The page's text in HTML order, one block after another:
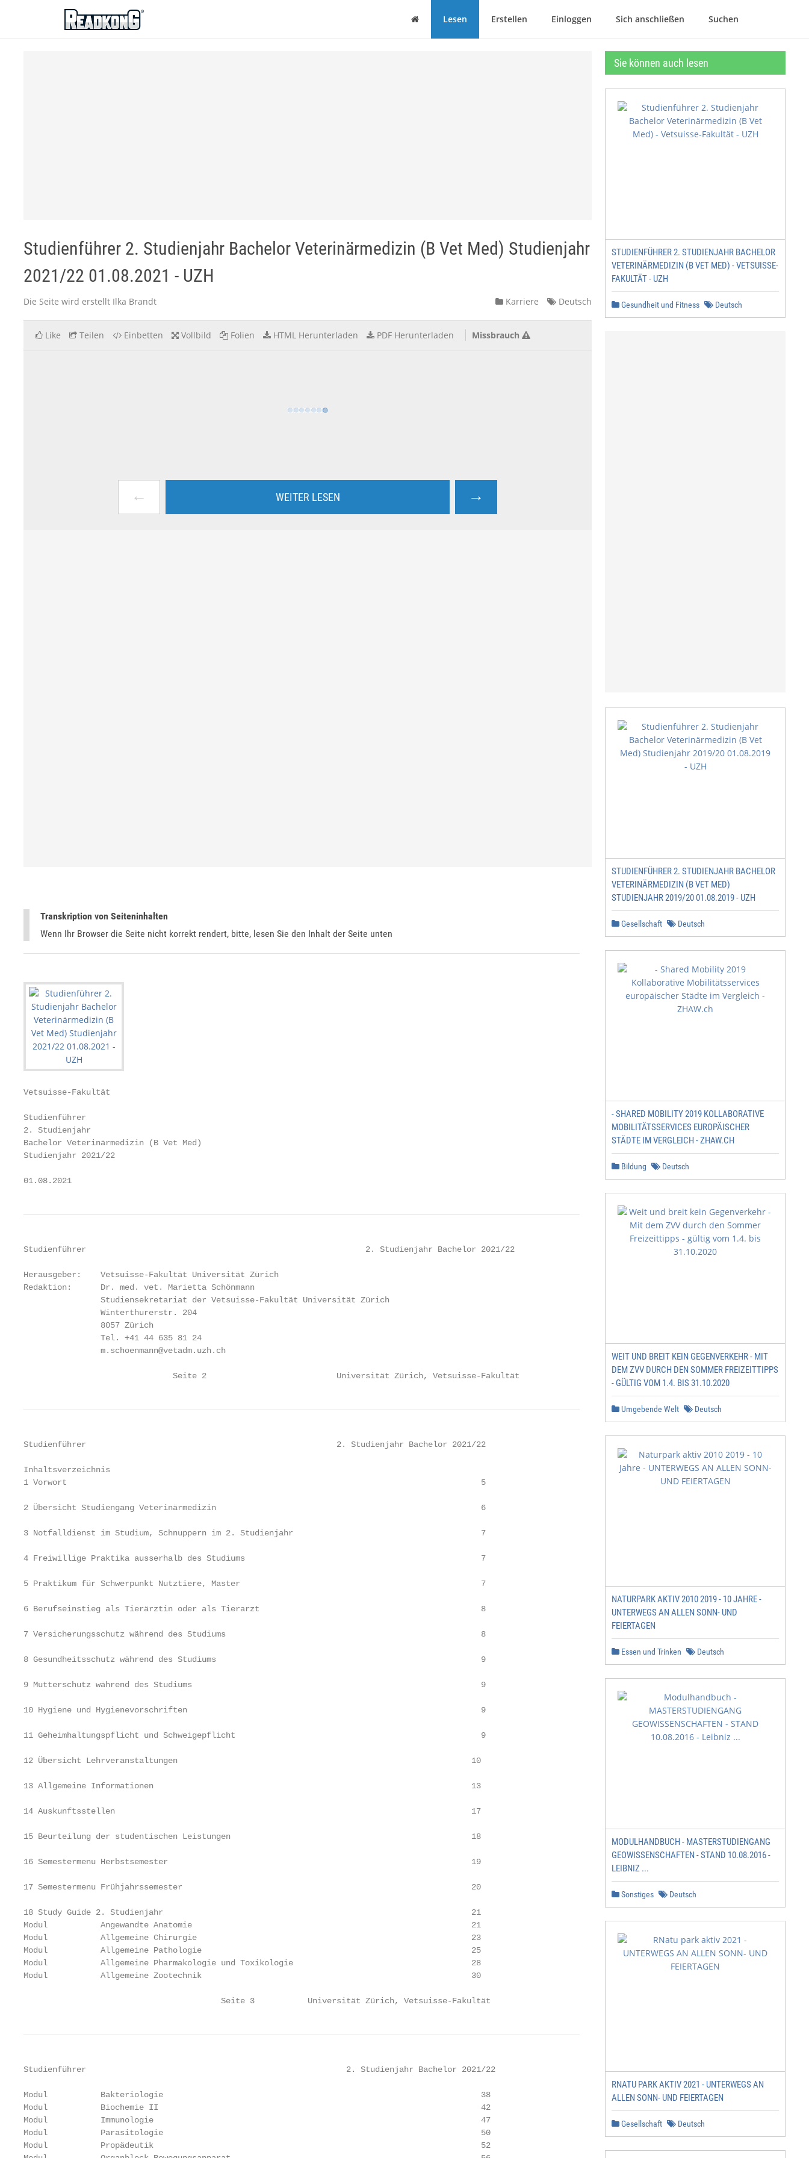
ReadkonG
Haus Lesen Erstellen Einloggen Sich anschließen Suchen
Studienführer 2. Studienjahr Bachelor Veterinärmedizin (B Vet Med) Studienjahr
2021/22 01.08.2021 - UZH
Die Seite wird erstellt Ilka Brandt Karriere Deutsch
Like Teilen Einbetten Vollbild Folien HTML Herunterladen PDF Herunterladen Missbrauch
← WEITER LESEN →
Transkription von Seiteninhalten
Wenn Ihr Browser die Seite nicht korrekt rendert, bitte, lesen Sie den Inhalt der Seite unten
Vetsuisse-Fakultät
Studienführer
2. Studienjahr
Bachelor Veterinärmedizin (B Vet Med)
Studienjahr 2021/22
01.08.2021
Studienführer                                                          2. Studienjahr Bachelor 2021/22
Herausgeber:    Vetsuisse-Fakultät Universität Zürich
Redaktion:      Dr. med. vet. Marietta Schönmann
                Studiensekretariat der Vetsuisse-Fakultät Universität Zürich
                Winterthurerstr. 204
                8057 Zürich
                Tel. +41 44 635 81 24
                m.schoenmann@vetadm.uzh.ch
                               Seite 2                           Universität Zürich, Vetsuisse-Fakultät
Studienführer                                                    2. Studienjahr Bachelor 2021/22
Inhaltsverzeichnis
1 Vorwort                                                                                      5
2 Übersicht Studiengang Veterinärmedizin                                                       6
3 Notfalldienst im Studium, Schnuppern im 2. Studienjahr                                       7
4 Freiwillige Praktika ausserhalb des Studiums                                                 7
5 Praktikum für Schwerpunkt Nutztiere, Master                                                  7
6 Berufseinstieg als Tierärztin oder als Tierarzt                                              8
7 Versicherungsschutz während des Studiums                                                     8
8 Gesundheitsschutz während des Studiums                                                       9
9 Mutterschutz während des Studiums                                                            9
10 Hygiene und Hygienevorschriften                                                             9
11 Geheimhaltungspflicht und Schweigepflicht                                                   9
12 Übersicht Lehrveranstaltungen                                                             10
13 Allgemeine Informationen                                                                  13
14 Auskunftsstellen                                                                          17
15 Beurteilung der studentischen Leistungen                                                  18
16 Semestermenu Herbstsemester                                                               19
17 Semestermenu Frühjahrssemester                                                            20
18 Study Guide 2. Studienjahr                                                                21
Modul           Angewandte Anatomie                                                          21
Modul           Allgemeine Chirurgie                                                         23
Modul           Allgemeine Pathologie                                                        25
Modul           Allgemeine Pharmakologie und Toxikologie                                     28
Modul           Allgemeine Zootechnik                                                        30
                                         Seite 3           Universität Zürich, Vetsuisse-Fakultät
Studienführer                                                      2. Studienjahr Bachelor 2021/22
Modul           Bakteriologie                                                                  38
Modul           Biochemie II                                                                   42
Modul           Immunologie                                                                    47
Modul           Parasitologie                                                                  50
Modul           Propädeutik                                                                    52
Sie können auch lesen
STUDIENFÜHRER 2. STUDIENJAHR BACHELOR
VETERINÄRMEDIZIN (B VET MED) - VETSUISSE-
FAKULTÄT - UZH
Gesundheit und Fitness Deutsch
STUDIENFÜHRER 2. STUDIENJAHR BACHELOR
VETERINÄRMEDIZIN (B VET MED)
STUDIENJAHR 2019/20 01.08.2019 - UZH
Gesellschaft Deutsch
- SHARED MOBILITY 2019 KOLLABORATIVE
MOBILITÄTSSERVICES EUROPÄISCHER
STÄDTE IM VERGLEICH - ZHAW.CH
Bildung Deutsch
WEIT UND BREIT KEIN GEGENVERKEHR - MIT
DEM ZVV DURCH DEN SOMMER FREIZEITTIPPS
- GÜLTIG VOM 1.4. BIS 31.10.2020
Umgebende Welt Deutsch
NATURPARK AKTIV 2010 2019 - 10 JAHRE -
UNTERWEGS AN ALLEN SONN- UND
FEIERTAGEN
Essen und Trinken Deutsch
MODULHANDBUCH - MASTERSTUDIENGANG
GEOWISSENSCHAFTEN - STAND 10.08.2016 -
LEIBNIZ ...
Sonstiges Deutsch
RNATU PARK AKTIV 2021 - UNTERWEGS AN
ALLEN SONN- UND FEIERTAGEN
Gesellschaft Deutsch